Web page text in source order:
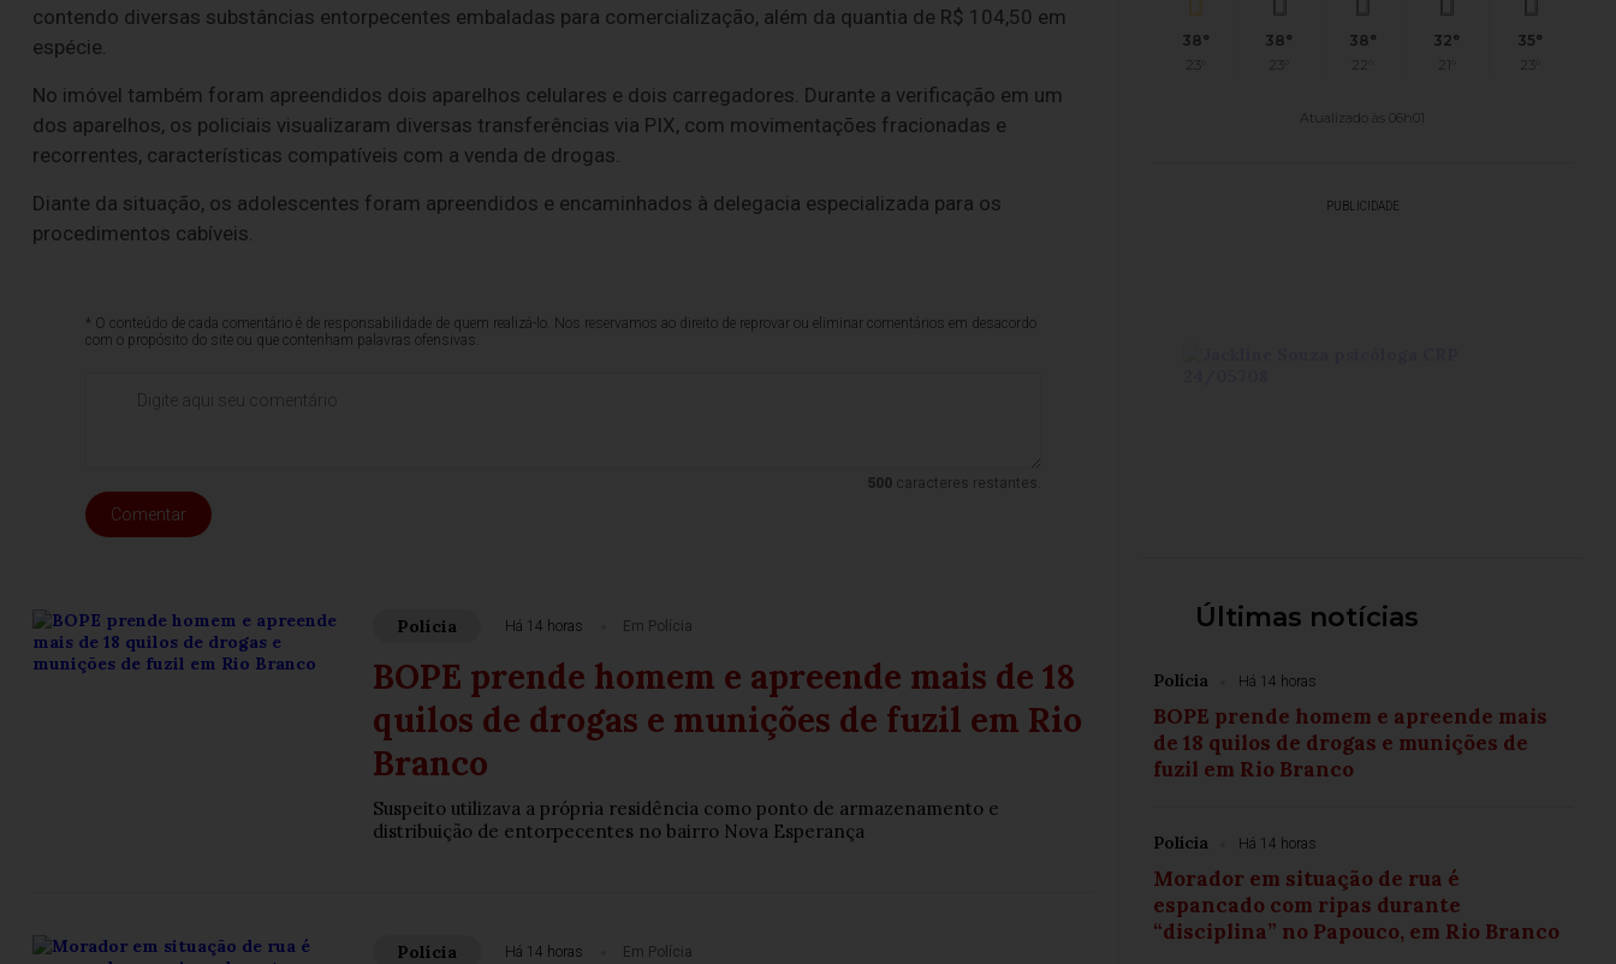
contendo diversas substâncias entorpecentes embaladas para comercialização, além da quantia de R$ 104,50 em
espécie.
No imóvel também foram apreendidos dois aparelhos celulares e dois carregadores. Durante a verificação em um
dos aparelhos, os policiais visualizaram diversas transferências via PIX, com movimentações fracionadas e
recorrentes, características compatíveis com a venda de drogas.
Diante da situação, os adolescentes foram apreendidos e encaminhados à delegacia especializada para os
procedimentos cabíveis.
* O conteúdo de cada comentário é de responsabilidade de quem realizá-lo. Nos reservamos ao direito de reprovar ou eliminar comentários em desacordo
com o propósito do site ou que contenham palavras ofensivas.
500caracteres restantes.
Comentar
Polícia Há 14 horas Em Polícia
BOPE prende homem e apreende mais de 18
quilos de drogas e munições de fuzil em Rio
Branco
Suspeito utilizava a própria residência como ponto de armazenamento e
distribuição de entorpecentes no bairro Nova Esperança
Polícia Há 14 horas Em Polícia
38°
23°
38°
23°
38°
22°
32°
21°
35°
23°
Atualizado às 06h01
PUBLICIDADE
Últimas notícias
Polícia Há 14 horas
BOPE prende homem e apreende mais
de 18 quilos de drogas e munições de
fuzil em Rio Branco
Polícia Há 14 horas
Morador em situação de rua é
espancado com ripas durante
“disciplina” no Papouco, em Rio Branco